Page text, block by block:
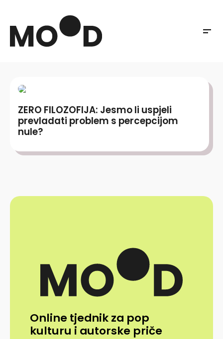
ZERO FILOZOFIJA: Jesmo li uspjeli
prevladati problem s percepcijom
nule?
Online tjednik za pop
kulturu i autorske priče